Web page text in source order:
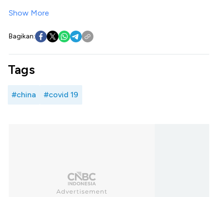
Show More
Bagikan:
Tags
#china #covid 19